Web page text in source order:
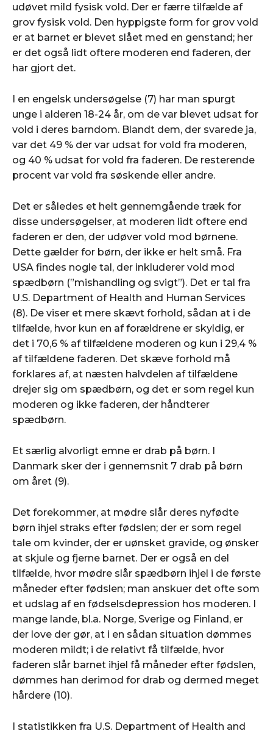
udøvet mild fysisk vold. Der er færre tilfælde af
grov fysisk vold. Den hyppigste form for grov vold
er at barnet er blevet slået med en genstand; her
er det også lidt oftere moderen end faderen, der
har gjort det.
I en engelsk undersøgelse (7) har man spurgt
unge i alderen 18-24 år, om de var blevet udsat for
vold i deres barndom. Blandt dem, der svarede ja,
var det 49 % der var udsat for vold fra moderen,
og 40 % udsat for vold fra faderen. De resterende
procent var vold fra søskende eller andre.
Det er således et helt gennemgående træk for
disse undersøgelser, at moderen lidt oftere end
faderen er den, der udøver vold mod børnene.
Dette gælder for børn, der ikke er helt små. Fra
USA findes nogle tal, der inkluderer vold mod
spædbørn (”mishandling og svigt”). Det er tal fra
U.S. Department of Health and Human Services
(8). De viser et mere skævt forhold, sådan at i de
tilfælde, hvor kun en af forældrene er skyldig, er
det i 70,6 % af tilfældene moderen og kun i 29,4 %
af tilfældene faderen. Det skæve forhold må
forklares af, at næsten halvdelen af tilfældene
drejer sig om spædbørn, og det er som regel kun
moderen og ikke faderen, der håndterer
spædbørn.
Et særlig alvorligt emne er drab på børn. I
Danmark sker der i gennemsnit 7 drab på børn
om året (9).
Det forekommer, at mødre slår deres nyfødte
børn ihjel straks efter fødslen; der er som regel
tale om kvinder, der er uønsket gravide, og ønsker
at skjule og fjerne barnet. Der er også en del
tilfælde, hvor mødre slår spædbørn ihjel i de første
måneder efter fødslen; man anskuer det ofte som
et udslag af en fødselsdepression hos moderen. I
mange lande, bl.a. Norge, Sverige og Finland, er
der love der gør, at i en sådan situation dømmes
moderen mildt; i de relativt få tilfælde, hvor
faderen slår barnet ihjel få måneder efter fødslen,
dømmes han derimod for drab og dermed meget
hårdere (10).
I statistikken fra U.S. Department of Health and